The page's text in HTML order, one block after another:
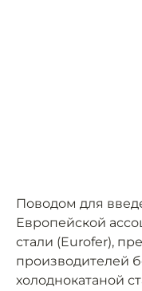
Поводом для
Европейской
стали (Eurofer),
производителей
холоднокатаной